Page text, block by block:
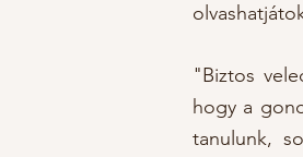
"Biztos
hogy a
tanulunk,